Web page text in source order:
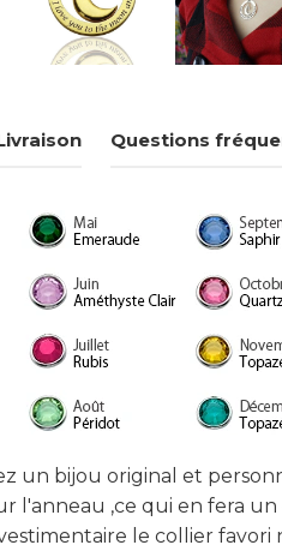
Questions
un bijou original et
l'anneau ,ce qui en fera
le collier favori